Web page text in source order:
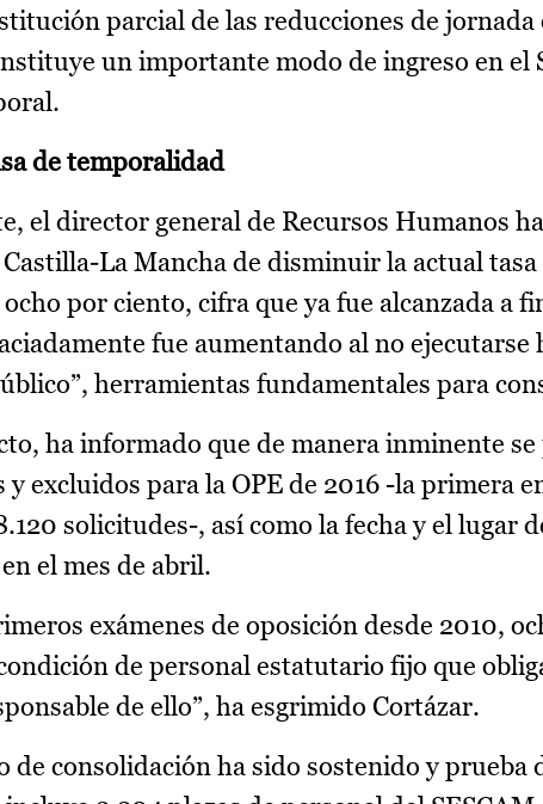
parcial de las reducciones de
un importante modo de ingreso en el
de temporalidad
el director general de Recursos Humanos
La Mancha de disminuir la actual
por ciento, cifra que ya fue alcanzada a
fue aumentando al no
herramientas fundamentales para
ha informado que de manera inminente
excluidos para la OPE de 2016 -la primera
solicitudes-, así como la fecha y el lugar
el mes de abril.
exámenes de oposición desde 2010,
de personal estatutario fijo que
de ello”, ha esgrimido Cortázar.
de consolidación ha sido sostenido y prueba